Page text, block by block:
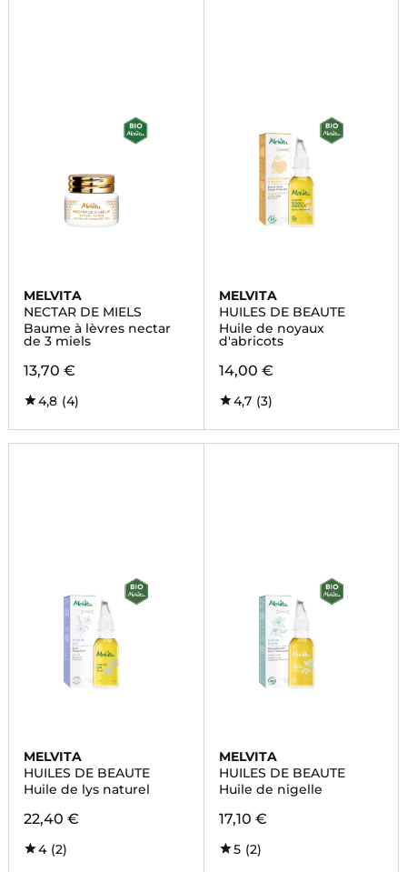
MELVITA
NECTAR DE MIELS
Baume à lèvres nectar
de 3 miels
13,70 €
4,8 (4)
MELVITA
HUILES DE BEAUTE
Huile de noyaux
d'abricots
14,00 €
4,7 (3)
MELVITA
HUILES DE BEAUTE
Huile de lys naturel
22,40 €
4 (2)
MELVITA
HUILES DE BEAUTE
Huile de nigelle
17,10 €
5 (2)